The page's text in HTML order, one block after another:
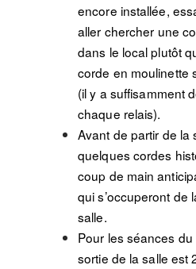
encore installée,
aller chercher une
dans le local plutôt
corde en moulinette
(il y a suffisamment
chaque relais).
Avant de partir de la
quelques cordes
coup de main
qui s’occuperont de
salle.
Pour les séances du
sortie de la salle est